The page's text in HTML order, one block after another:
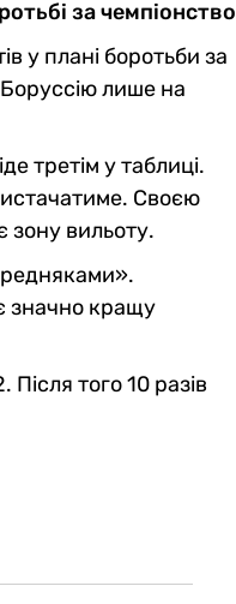
за чемпіонство
у плані боротьби за
лише на
третім у таблиці.
Своєю
зону вильоту.
значно кращу
того 10 разів